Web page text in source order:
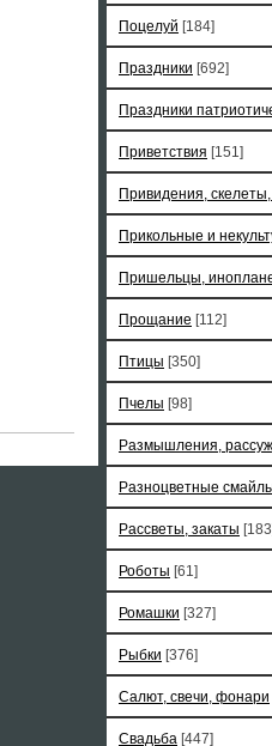
Поцелуй [184]
Праздники [692]
Праздники
Приветствия [151]
Привидения, скелеты,
Прикольные и
Пришельцы,
Прощание [112]
Птицы [350]
Пчелы [98]
Размышления,
Разноцветные
Рассветы, закаты
Роботы [61]
Ромашки [327]
Рыбки [376]
Салют, свечи, фонари
Свадьба [447]